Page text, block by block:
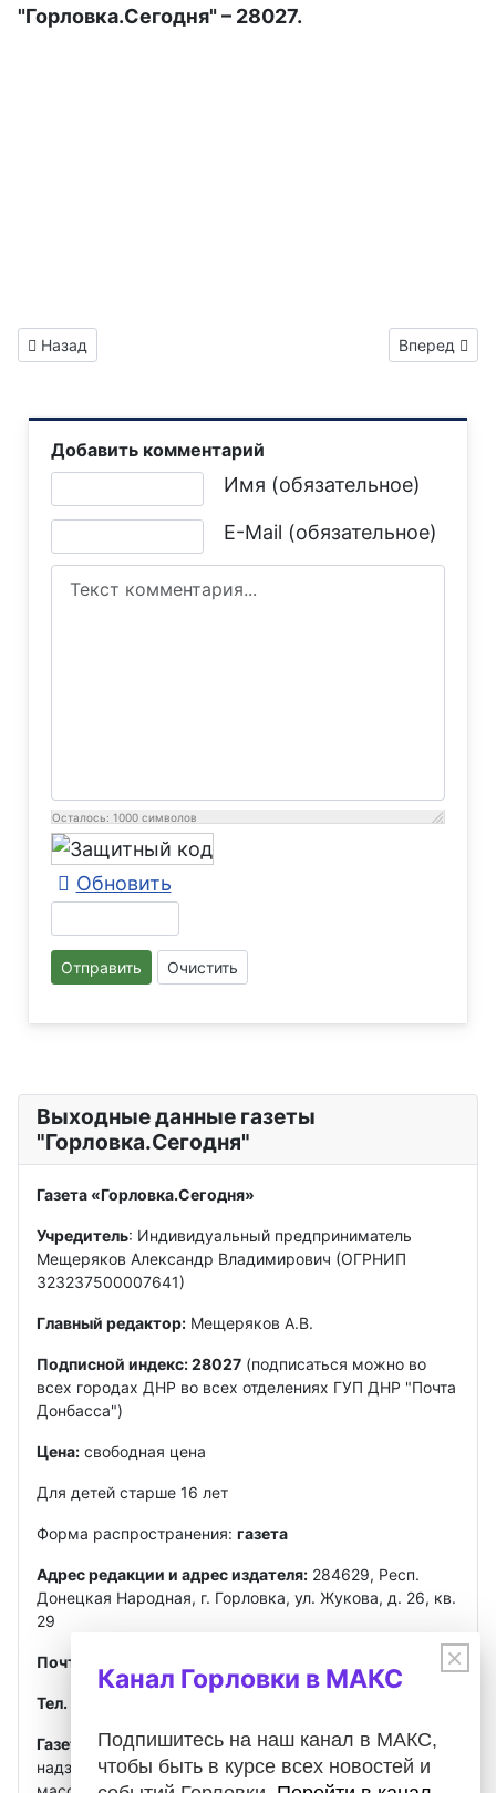
"Горловка.Сегодня" – 28027.
Предыдущий: Газета "Горловка.Сегодня" выпуск №210
Назад Следующий:
Вперед
Добавить комментарий
Имя (обязательное)
E-Mail (обязательное)
Текст комментария
Осталось: 1000 символов
Обновить
Отправить Очистить
Выходные данные газеты
"Горловка.Сегодня"
Газета «Горловка.Сегодня»
Учредитель: Индивидуальный предприниматель
Мещеряков Александр Владимирович (ОГРНИП
323237500007641)
Главный редактор: Мещеряков А.В.
Подписной индекс: 28027 (подписаться можно во
всех городах ДНР во всех отделениях ГУП ДНР "Почта
Донбасса")
Цена: свободная цена
Для детей старше 16 лет
Форма распространения: газета
Адрес редакции и адрес издателя: 284629, Респ.
Донецкая Народная, г. Горловка, ул. Жукова, д. 26, кв.
29
Почта
Тел. ред.:
Газета зарегистрированаФедеральной службой по
надзору в сфере связи, информационных технологий и
×
Канал Горловки в МАКС
Подпишитесь на наш канал в МАКС,
чтобы быть в курсе всех новостей и